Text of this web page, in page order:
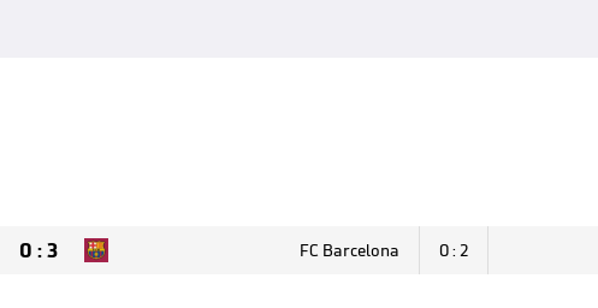
0 :3 FC Barcelona 0 : 2